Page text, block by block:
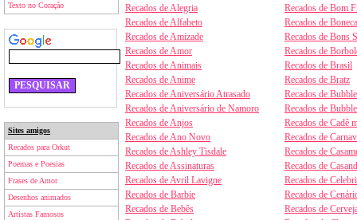
Texto no Coração
Sites amigos
Recados para Orkut
Poemas e Poesias
Frases de Amor
Desenhos animados
Artistas Famosos
Recados de Alegria
Recados de Alfabeto
Recados de Amizade
Recados de Amor
Recados de Animais
Recados de Anime
Recados de Aniversário Atrasado
Recados de Aniversário de Namoro
Recados de Anjos
Recados de Ano Novo
Recados de Ashley Tisdale
Recados de Assinaturas
Recados de Avril Lavigne
Recados de Barbie
Recados de Bebês
Recados de Bom
Recados de
Recados de Bons
Recados de
Recados de Brasil
Recados de Bratz
Recados de
Recados de
Recados de Cadê
Recados de
Recados de
Recados de
Recados de
Recados de
Recados de